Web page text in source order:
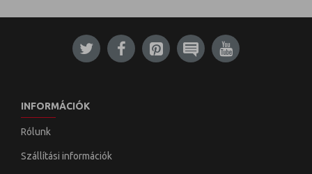
INFORMÁCIÓK
Rólunk
Szállítási információk